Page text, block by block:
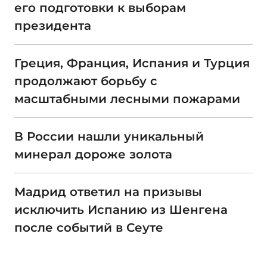
его подготовки к выборам
президента
Греция, Франция, Испания и Турция
продолжают борьбу с
масштабными лесными пожарами
В России нашли уникальный
минерал дороже золота
Мадрид ответил на призывы
исключить Испанию из Шенгена
после событий в Сеуте